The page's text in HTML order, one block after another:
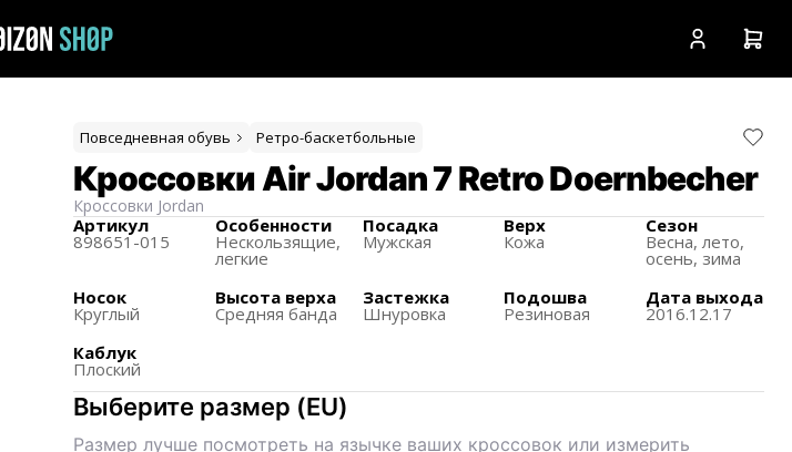
Повседневная обувь Ретро-баскетбольные
Кроссовки Air Jordan 7 Retro Doernbecher
Кроссовки Jordan
Артикул
898651-015
Особенности
Нескользящиe,
легкие
Посадка
Мужская
Верх
Кожа
Сезон
Весна, лето,
осень, зима
Носок
Круглый
Высота верха
Средняя банда
Застежка
Шнуровка
Подошва
Резиновая
Дата выхода
2016.12.17
Каблук
Плоский
Выберите размер (EU)
Размер лучше посмотреть на язычке ваших кроссовок или измерить